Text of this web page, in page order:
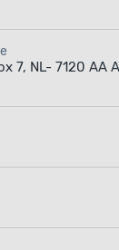
7, NL- 7120 AA